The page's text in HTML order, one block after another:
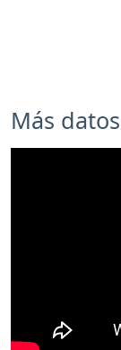
Más datos